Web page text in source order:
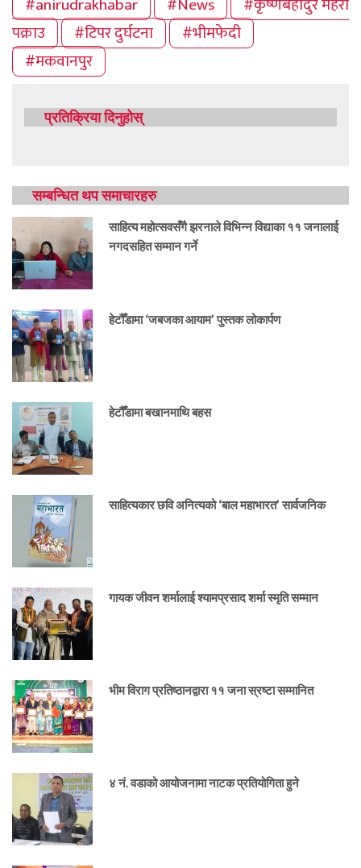
पक्राउ
#टिपर दुर्घटना
#भीमफेदी
#मकवानपुर
प्रतिक्रिया दिनुहोस्
सम्बन्धित थप समाचारहरु
साहित्य महोत्सवसँगै झरनाले विभिन्न विद्याका ११ जनालाई
नगदसहित सम्मान गर्ने
हेटौँडामा ‘जबजका आयाम’ पुस्तक लोकार्पण
हेटौँडामा बखानमाथि बहस
साहित्यकार छवि अनित्यको ‘बाल महाभारत’ सार्वजनिक
गायक जीवन शर्मालाई श्यामप्रसाद शर्मा स्मृति सम्मान
भीम विराग प्रतिष्ठानद्वारा ११ जना स्रष्टा सम्मानित
४ नं. वडाको आयोजनामा नाटक प्रतियोगिता हुने